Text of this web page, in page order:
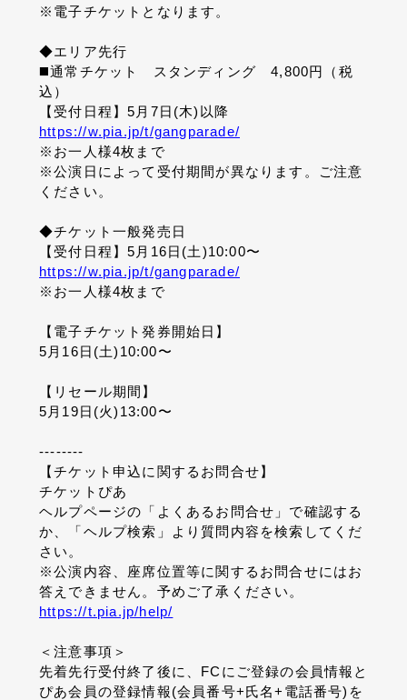
※電子チケットとなります。
◆エリア先行
◼️通常チケット スタンディング 4,800円（税
込）
【受付日程】5月7日(木)以降
https://w.pia.jp/t/gangparade/
※お一人様4枚まで
※公演日によって受付期間が異なります。ご注意
ください。
◆チケット一般発売日
【受付日程】5月16日(土)10:00〜
https://w.pia.jp/t/gangparade/
※お一人様4枚まで
【電子チケット発券開始日】
5月16日(土)10:00〜
【リセール期間】
5月19日(火)13:00〜
--------
【チケット申込に関するお問合せ】
チケットぴあ
ヘルプページの「よくあるお問合せ」で確認する
か、「ヘルプ検索」より質問内容を検索してくだ
さい。
※公演内容、座席位置等に関するお問合せにはお
答えできません。予めご了承ください。
https://t.pia.jp/help/
＜注意事項＞
先着先行受付終了後に、FCにご登録の会員情報と
ぴあ会員の登録情報(会員番号+氏名+電話番号)を